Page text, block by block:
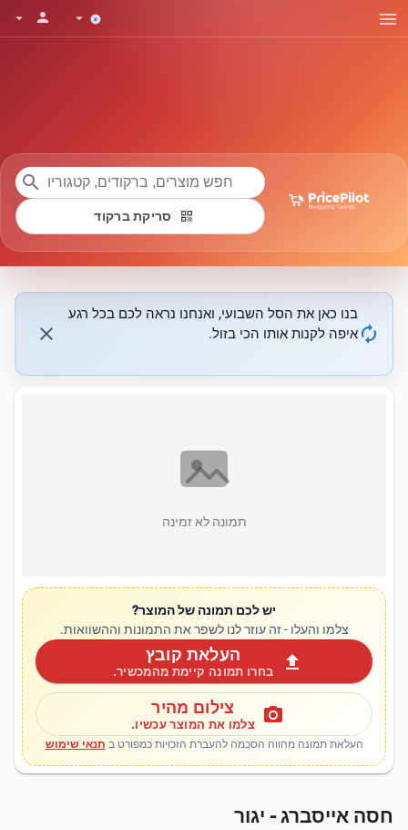
menu
arrow_drop_down
person
arrow_drop_down
search
qr_code סריקת ברקוד
autorenew
בנו כאן את הסל השבועי, ואנחנו נראה לכם בכל רגע
איפה לקנות אותו הכי בזול.
close
תמונה לא זמינה
יש לכם תמונה של המוצר?
צלמו והעלו - זה עוזר לנו לשפר את התמונות וההשוואות.
upload העלאת קובץ
בחרו תמונה קיימת מהמכשיר.
photo_camera צילום מהיר
צלמו את המוצר עכשיו.
העלאת תמונה מהווה הסכמה להעברת הזכויות כמפורט ב תנאי שימוש
חסה אייסברג - יגור